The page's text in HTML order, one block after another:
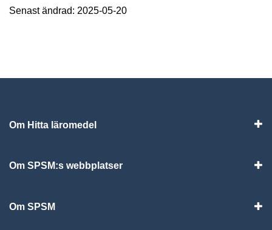
Senast ändrad: 2025-05-20
Om Hitta läromedel
Om SPSM:s webbplatser
Om SPSM